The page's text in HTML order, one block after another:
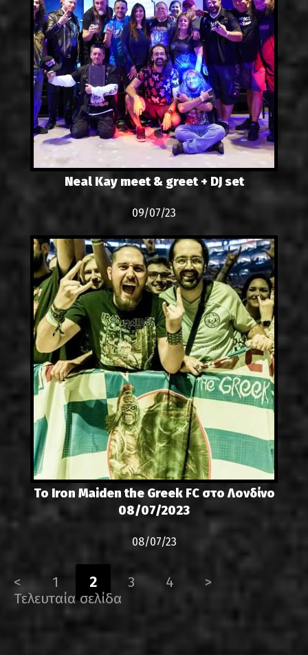
Neal Kay meet & greet + DJ set
09/07/23
Το Iron Maiden the Greek FC στο Λονδίνο
08/07/2023
08/07/23
< 1 2 3 4
>
Τελευταία σελίδα